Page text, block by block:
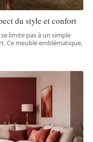
du style et confort
limite pas à un simple
Ce meuble emblématique,